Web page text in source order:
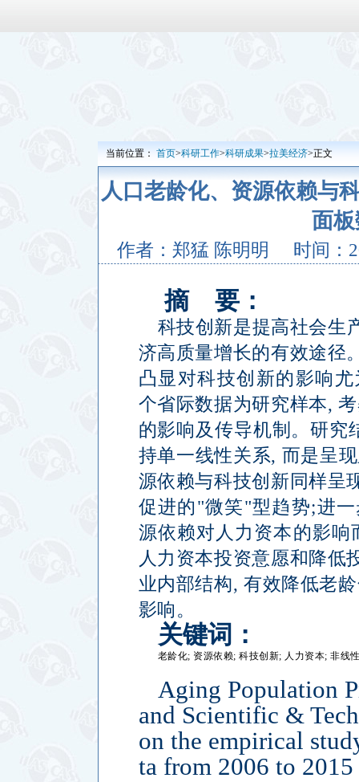
当前位置： 首页>科研工作>科研成果>拉美经济>正文
人口老龄化、资源依赖与
面
作者：郑猛 陈明明 时间：
摘 要：
科技创新是提高社会生
济高质量增长的有效途径
凸显对科技创新的影响
个省际数据为研究样本,
的影响及传导机制。研究
持单一线性关系, 而是呈
源依赖与科技创新同样呈
促进的"微笑"型趋势;进
源依赖对人力资本的影
人力资本投资意愿和降低
业内部结构, 有效降低老
影响。
关键词：
老龄化; 资源依赖; 科技创新; 人力资本; 非线
Aging Population
and Scientific &
on the empirical
ta from 2006 to 2015